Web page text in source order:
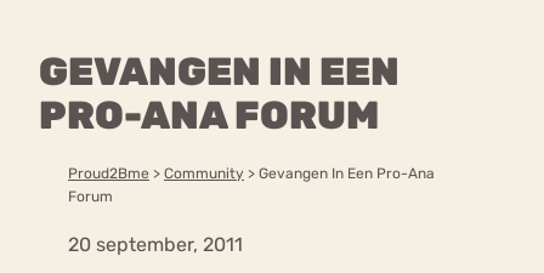
GEVANGEN IN EEN
PRO-ANA FORUM
Proud2Bme > Community > Gevangen In Een Pro-Ana
Forum
20 september, 2011
Content
Over ons
Over proud2bme
Contact
Vacatures
Privacyverklaring